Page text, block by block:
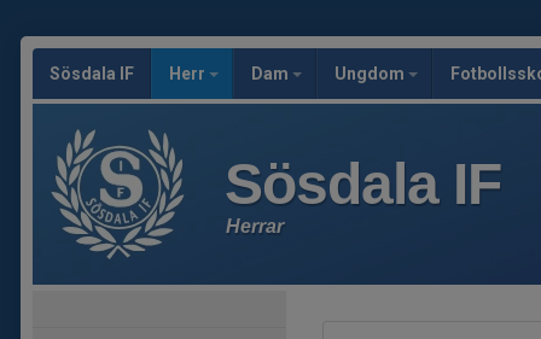
Sösdala IF Herr Dam Ungdom
Sösdala IF
Herrar